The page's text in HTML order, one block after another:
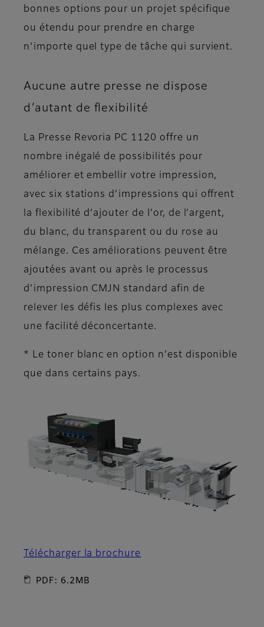
bonnes options pour un projet spécifique
ou étendu pour prendre en charge
n’importe quel type de tâche qui survient.
Aucune autre presse ne dispose
d’autant de flexibilité
La Presse Revoria PC 1120 offre un
nombre inégalé de possibilités pour
améliorer et embellir votre impression,
avec six stations d’impressions qui offrent
la flexibilité d’ajouter de l’or, de l’argent,
du blanc, du transparent ou du rose au
mélange. Ces améliorations peuvent être
ajoutées avant ou après le processus
d’impression CMJN standard afin de
relever les défis les plus complexes avec
une facilité déconcertante.
* Le toner blanc en option n’est disponible
que dans certains pays.
Télécharger la brochure
PDF: 6.2MB